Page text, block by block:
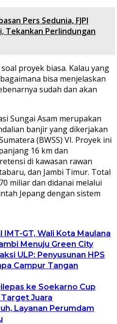
Pers Sedunia, FJPI
Tekankan Perlindungan
proyek biasa. Kalau yang
bisa menjelaskan
sudah dan akan
Sungai Asam merupakan
banjir yang dikerjakan
(BWSS) VI. Proyek ini
16 km dan
di kawasan rawan
dan Jambi Timur. Total
miliar dan didanai melalui
Jepang dengan sistem
GT, Wali Kota Maulana
Menuju Green City
ULP: Penyusunan HPS
Campur Tangan
ke Soekarno Cup
Juara
Layanan Perumdam